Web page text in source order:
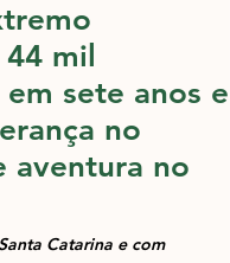
mil
sete anos e
no
aventura no
Catarina e com